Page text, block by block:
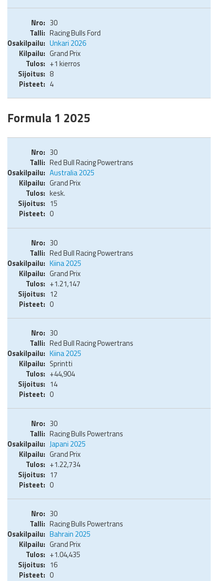
30
Racing Bulls Ford
Unkari 2026
Grand Prix
+1 kierros
8
4
Formula 1 2025
30
Red Bull Racing Powertrans
Australia 2025
Grand Prix
kesk.
15
0
30
Red Bull Racing Powertrans
Kiina 2025
Grand Prix
+1.21,147
12
0
30
Red Bull Racing Powertrans
Kiina 2025
Sprintti
+44,904
14
0
30
Racing Bulls Powertrans
Japani 2025
Grand Prix
+1.22,734
17
0
30
Racing Bulls Powertrans
Bahrain 2025
Grand Prix
+1.04,435
16
0